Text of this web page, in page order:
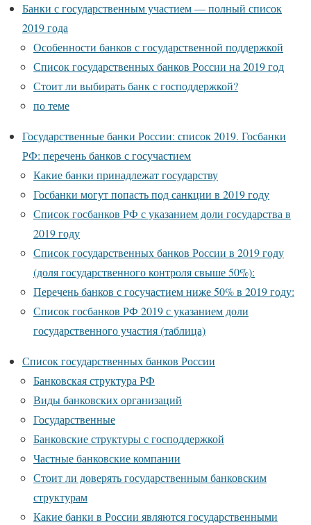
Банки с государственным участием — полный список
2019 года
Особенности банков с государственной поддержкой
Список государственных банков России на 2019 год
Стоит ли выбирать банк с господдержкой?
по теме
Государственные банки России: список 2019. Госбанки
РФ: перечень банков с госучастием
Какие банки принадлежат государству
Госбанки могут попасть под санкции в 2019 году
Список госбанков РФ с указанием доли государства в
2019 году
Список государственных банков России в 2019 году
(доля государственного контроля свыше 50%):
Перечень банков с госучастием ниже 50% в 2019 году:
Список госбанков РФ 2019 с указанием доли
государственного участия (таблица)
Список государственных банков России
Банковская структура РФ
Виды банковских организаций
Государственные
Банковские структуры с господдержкой
Частные банковские компании
Стоит ли доверять государственным банковским
структурам
Какие банки в России являются государственными